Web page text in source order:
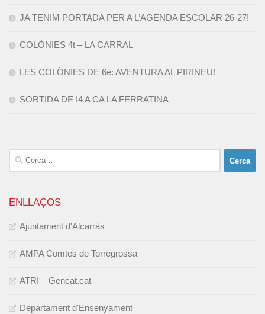
JA TENIM PORTADA PER A L’AGENDA ESCOLAR 26-27!
COLÒNIES 4t – LA CARRAL
LES COLÒNIES DE 6è: AVENTURA AL PIRINEU!
SORTIDA DE I4 A CA LA FERRATINA
Cerca:
ENLLAÇOS
Ajuntament d'Alcarràs
AMPA Comtes de Torregrossa
ATRI – Gencat.cat
Departament d'Ensenyament